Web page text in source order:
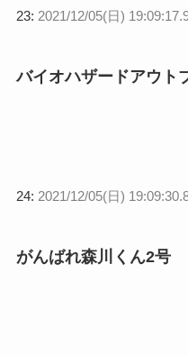
23: 2021/12/05(日)
バイオハザードアウト
24: 2021/12/05(日)
がんばれ森川くん2号